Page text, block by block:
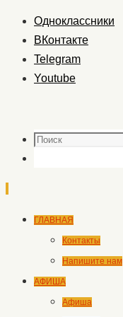
Одноклассники
ВКонтакте
Telegram
Youtube
Поиск
Перейти
содержимому
ГЛАВНАЯ
Контакты
Напишите нам
АФИША
Афиша